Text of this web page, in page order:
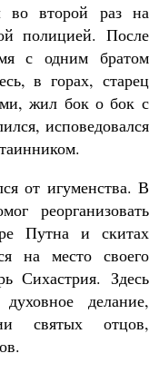
второй раз на
полицией. После
с одним братом
в горах, старец
жил бок о бок с
исповедовался
от игуменства. В
реорганизовать
Путна и скитах
на место своего
Сихастрия. Здесь
делание,
святых отцов,